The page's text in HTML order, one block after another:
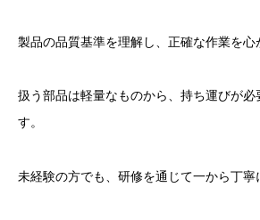
製品の品質基準を理解し、正確な作業を心
扱う部品は軽量なものから、持ち運びが
す。
未経験の方でも、研修を通じて一から丁寧